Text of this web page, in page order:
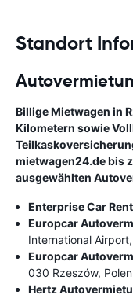
Standort
Billige Mietwagen in
Kilometern sowie
mietwagen24.de bis
ausgewählten
Enterprise Car
Europcar
International
Europcar
030 Rzeszów, Polen
Hertz